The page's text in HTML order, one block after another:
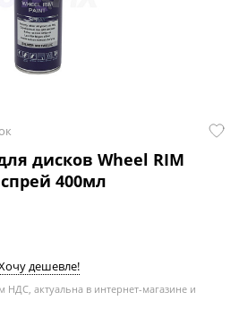
дисков Wheel RIM
400мл
дешевле!
НДС, актуальна в интернет-магазине и